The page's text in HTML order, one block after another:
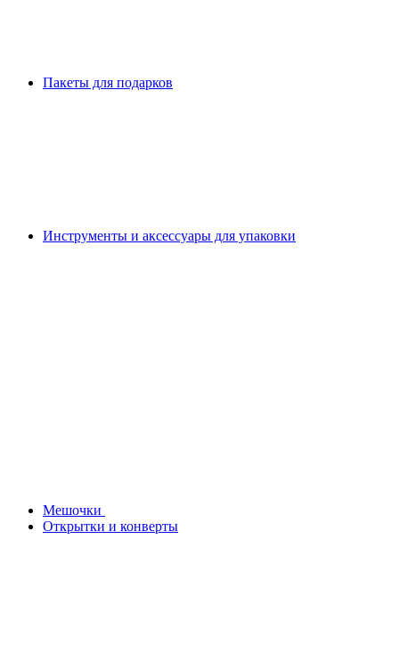
Пакеты для подарков
Инструменты и аксессуары для упаковки
Мешочки
Открытки и конверты